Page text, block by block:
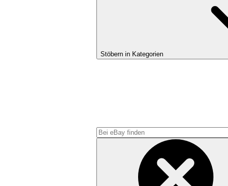
Stöbern in Kategorien